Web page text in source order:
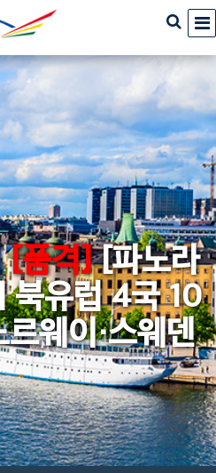
[품격][파노라
북유럽 4국 10
웨이·스웨덴